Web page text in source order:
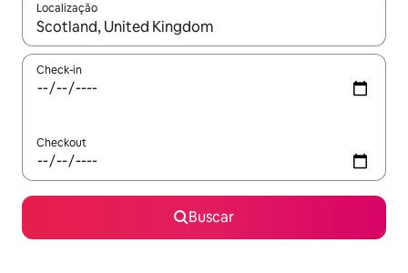
Localização
Quando os resultados estiverem disponíveis, explore-os
Check-in
Checkout
Buscar